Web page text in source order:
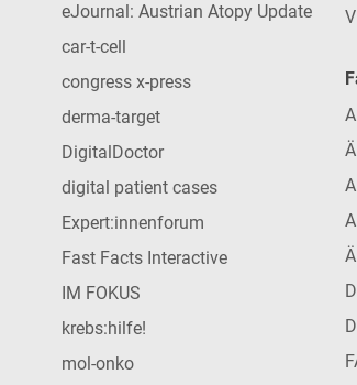
eJournal: Austrian Atopy Update
car-t-cell
congress x-press
derma-target
DigitalDoctor
digital patient cases
Expert:innenforum
Fast Facts Interactive
IM FOKUS
krebs:hilfe!
mol-onko